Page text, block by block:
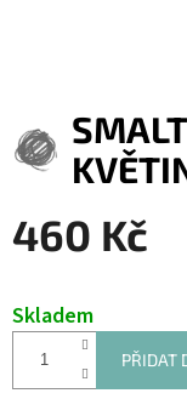
460 Kč
Skladem
PŘIDAT